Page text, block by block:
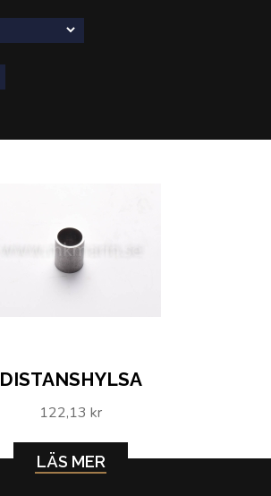
DISTANSHYLSA
122,13 kr
LÄS MER